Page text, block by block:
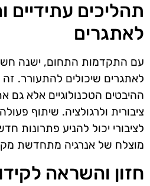
תהליכים עתידיים
לאתגרים
עם התקדמות התחום, ישנה
לאתגרים שיכולים להתעורר.
ההיבטים הטכנולוגיים אלא גם
ציבורית ולרגולציה. שיתוף
לציבורי יכול להניע פתרונות
מוצלח של אנרגיה מתחדשת
חזון והשראה